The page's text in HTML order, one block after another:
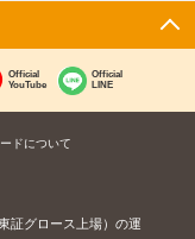
Official
YouTube
Official
LINE
ドについて
証グロース上場）の運